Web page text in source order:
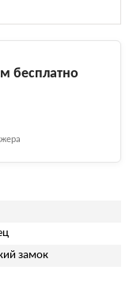
бесплатно
замок